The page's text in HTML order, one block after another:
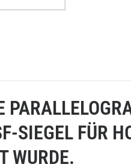
SIEGEL FÜR
WURDE.